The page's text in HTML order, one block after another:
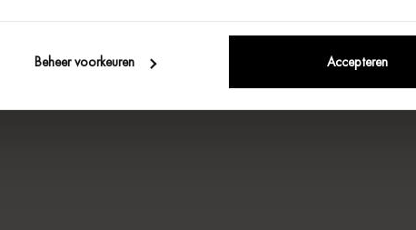
Beheer voorkeuren Accepteren